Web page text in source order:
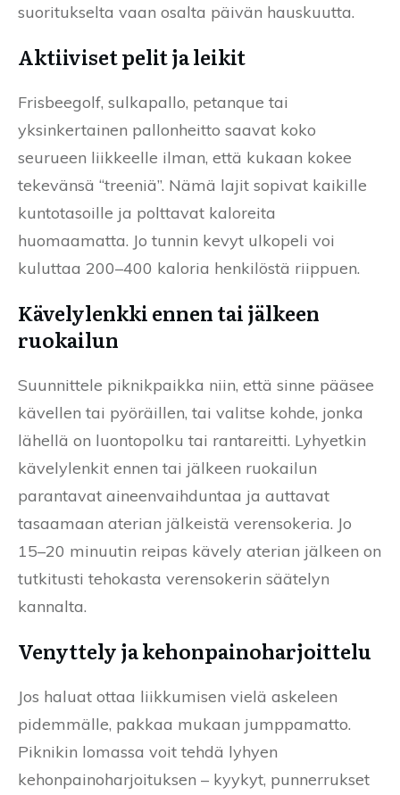
suoritukselta vaan osalta päivän hauskuutta.
Aktiiviset pelit ja leikit
Frisbeegolf, sulkapallo, petanque tai
yksinkertainen pallonheitto saavat koko
seurueen liikkeelle ilman, että kukaan kokee
tekevänsä “treeniä”. Nämä lajit sopivat kaikille
kuntotasoille ja polttavat kaloreita
huomaamatta. Jo tunnin kevyt ulkopeli voi
kuluttaa 200–400 kaloria henkilöstä riippuen.
Kävelylenkki ennen tai jälkeen
ruokailun
Suunnittele piknikpaikka niin, että sinne pääsee
kävellen tai pyöräillen, tai valitse kohde, jonka
lähellä on luontopolku tai rantareitti. Lyhyetkin
kävelylenkit ennen tai jälkeen ruokailun
parantavat aineenvaihduntaa ja auttavat
tasaamaan aterian jälkeistä verensokeria. Jo
15–20 minuutin reipas kävely aterian jälkeen on
tutkitusti tehokasta verensokerin säätelyn
kannalta.
Venyttely ja kehonpainoharjoittelu
Jos haluat ottaa liikkumisen vielä askeleen
pidemmälle, pakkaa mukaan jumppamatto.
Piknikin lomassa voit tehdä lyhyen
kehonpainoharjoituksen – kyykyt, punnerrukset